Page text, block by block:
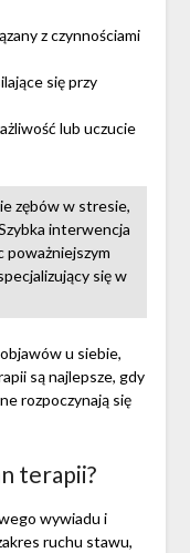
z czynnościami
się przy
lub uczucie
zębów w stresie,
interwencja
poważniejszym
się w
u siebie,
są najlepsze, gdy
rozpoczynają się
terapii?
wywiadu i
ruchu stawu,